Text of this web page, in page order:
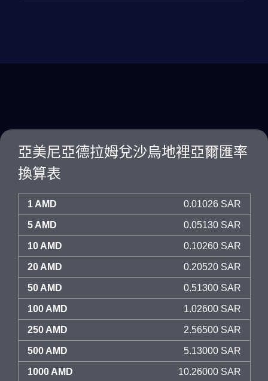
亞美尼亞德拉姆兌沙烏地裡亞爾匯率
換算表
1 AMD 0.01026 SAR
5 AMD 0.05130 SAR
10 AMD 0.10260 SAR
20 AMD 0.20520 SAR
50 AMD 0.51300 SAR
100 AMD 1.02600 SAR
250 AMD 2.56500 SAR
500 AMD 5.13000 SAR
1000 AMD 10.26000 SAR